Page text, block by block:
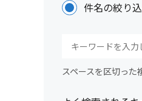
件名の絞り
スペースを区切っ